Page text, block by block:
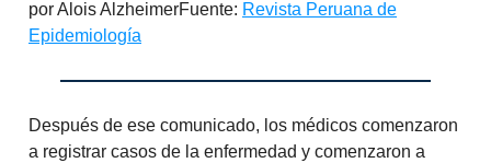
por Alois AlzheimerFuente: Revista Peruana de
Epidemiología
Después de ese comunicado, los médicos comenzaron
a registrar casos de la enfermedad y comenzaron a